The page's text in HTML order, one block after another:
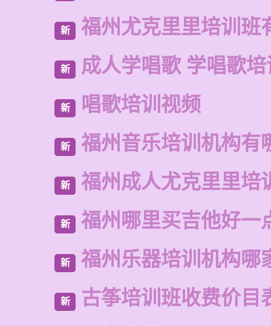
新 福州尤克里里培训班
新 成人学唱歌 学唱歌
新 唱歌培训视频
新 福州音乐培训机构有
新 福州成人尤克里里培
新 福州哪里买吉他好一
新 福州乐器培训机构哪
新 古筝培训班收费价目